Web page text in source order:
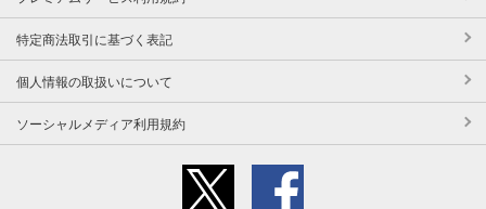
特定商法取引に基づく表記
個人情報の取扱いについて
ソーシャルメディア利用規約